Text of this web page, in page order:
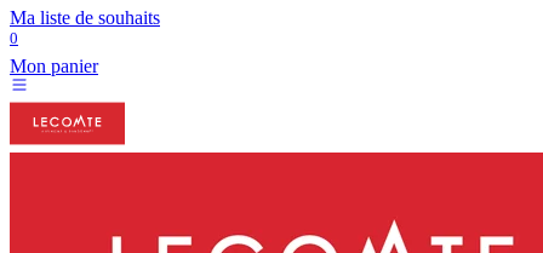
Ma liste de souhaits
0
Mon panier